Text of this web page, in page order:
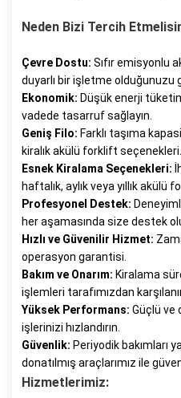
Neden Bizi Tercih
Çevre Dostu: Sıfır emisyonlu
duyarlı bir işletme olduğunuzu
Ekonomik: Düşük enerji
vadede tasarruf sağlayın.
Geniş Filo: Farklı taşıma
kiralık akülü forklift seçenekleri.
Esnek Kiralama Seçenekleri:
haftalık, aylık veya yıllık akülü
Profesyonel Destek:
her aşamasında size destek
Hızlı ve Güvenilir Hizmet:
operasyon garantisi.
Bakım ve Onarım: Kiralama
işlemleri tarafımızdan
Yüksek Performans: Güçlü ve
işlerinizi hızlandırın.
Güvenlik: Periyodik bakımları
donatılmış araçlarımız ile
Hizmetlerimiz: